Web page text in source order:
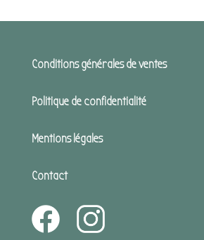
Conditions générales de ventes
Politique de confidentialité
Mentions légales
Contact